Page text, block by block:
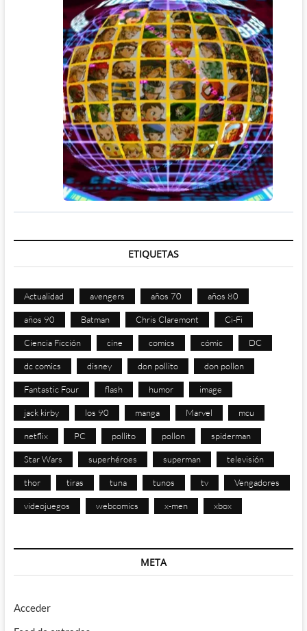
ETIQUETAS
Actualidad avengers años 70 años 80
años 90 Batman Chris Claremont Ci-Fi
Ciencia Ficción cine comics cómic DC
dc comics disney don pollito don pollon
Fantastic Four flash humor image
jack kirby los 90 manga Marvel mcu
netflix PC pollito pollon spiderman
Star Wars superhéroes superman televisión
thor tiras tuna tunos tv Vengadores
videojuegos webcomics x-men xbox
META
Acceder